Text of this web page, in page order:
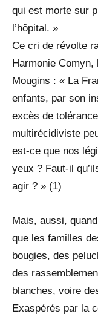
qui est morte sur
l’hôpital. »
Ce cri de révolte
Harmonie
Mougins : « La
enfants, par son
excès de
multirécidiviste
est-ce que nos
yeux ? Faut-il
agir ? » (1)
Mais, aussi,
que les familles
bougies, des
des
blanches, voire
Exaspérés par la